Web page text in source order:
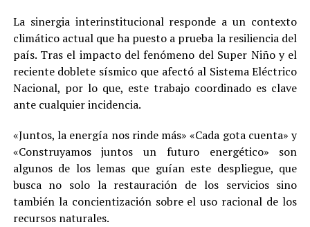
La sinergia interinstitucional responde a un contexto
climático actual que ha puesto a prueba la resiliencia del
país. Tras el impacto del fenómeno del Super Niño y el
reciente doblete sísmico que afectó al Sistema Eléctrico
Nacional, por lo que, este trabajo coordinado es clave
ante cualquier incidencia.
«Juntos, la energía nos rinde más» «Cada gota cuenta» y
«Construyamos juntos un futuro energético» son
algunos de los lemas que guían este despliegue, que
busca no solo la restauración de los servicios sino
también la concientización sobre el uso racional de los
recursos naturales.